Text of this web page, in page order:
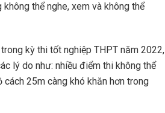
thể nghe, xem và không thể
kỳ thi tốt nghiệp THPT năm 2022,
lý do như: nhiều điểm thi không thể
25m càng khó khăn hơn trong